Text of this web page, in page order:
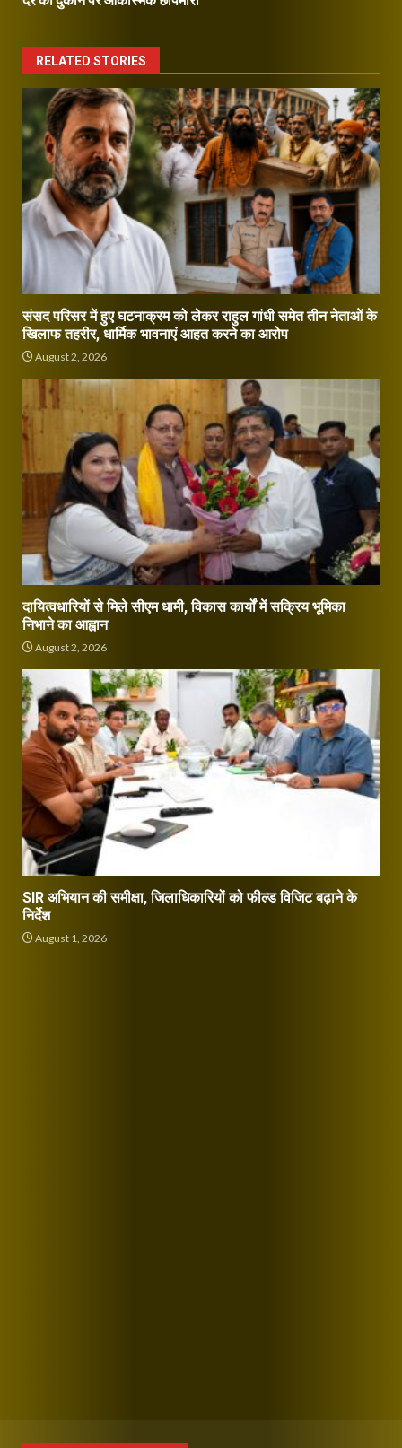
RELATED STORIES
संसद परिसर में हुए घटनाक्रम को लेकर राहुल गांधी समेत तीन नेताओं के
खिलाफ तहरीर, धार्मिक भावनाएं आहत करने का आरोप
August 2, 2026
दायित्वधारियों से मिले सीएम धामी, विकास कार्यों में सक्रिय भूमिका
निभाने का आह्वान
August 2, 2026
SIR अभियान की समीक्षा, जिलाधिकारियों को फील्ड विजिट बढ़ाने के
निर्देश
August 1, 2026